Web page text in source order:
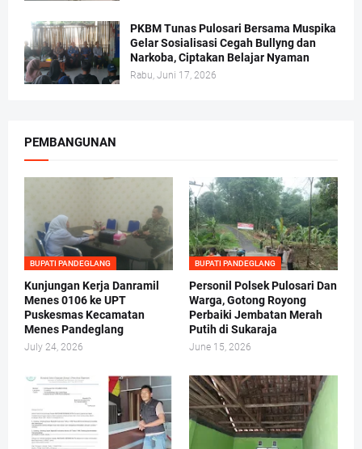
PKBM Tunas Pulosari Bersama Muspika
Gelar Sosialisasi Cegah Bullyng dan
Narkoba, Ciptakan Belajar Nyaman
Rabu, Juni 17, 2026
PEMBANGUNAN
BUPATI PANDEGLANG
Kunjungan Kerja Danramil
Menes 0106 ke UPT
Puskesmas Kecamatan
Menes Pandeglang
July 24, 2026
BUPATI PANDEGLANG
Personil Polsek Pulosari Dan
Warga, Gotong Royong
Perbaiki Jembatan Merah
Putih di Sukaraja
June 15, 2026